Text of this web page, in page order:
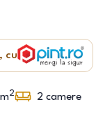
cu
m2 2 camere